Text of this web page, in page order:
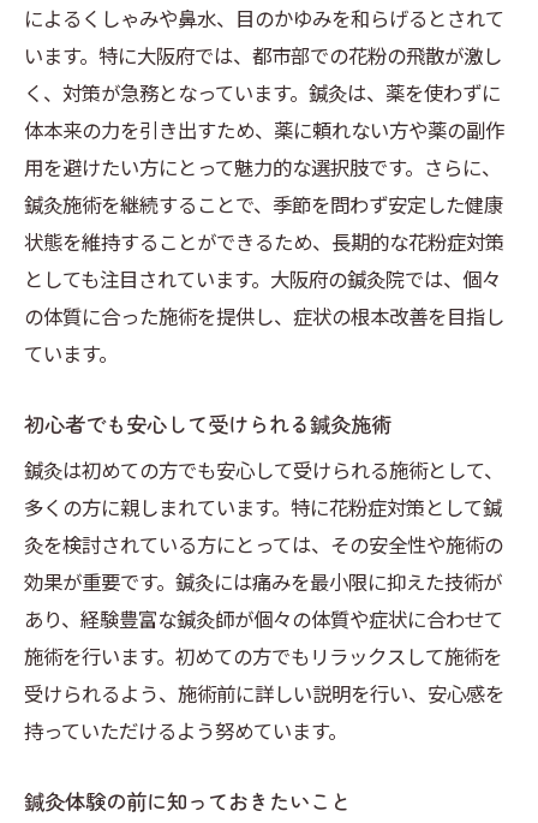
によるくしゃみや鼻水、目のかゆみを和らげるとされて
います。特に大阪府では、都市部での花粉の飛散が激し
く、対策が急務となっています。鍼灸は、薬を使わずに
体本来の力を引き出すため、薬に頼れない方や薬の副作
用を避けたい方にとって魅力的な選択肢です。さらに、
鍼灸施術を継続することで、季節を問わず安定した健康
状態を維持することができるため、長期的な花粉症対策
としても注目されています。大阪府の鍼灸院では、個々
の体質に合った施術を提供し、症状の根本改善を目指し
ています。
初心者でも安心して受けられる鍼灸施術
鍼灸は初めての方でも安心して受けられる施術として、
多くの方に親しまれています。特に花粉症対策として鍼
灸を検討されている方にとっては、その安全性や施術の
効果が重要です。鍼灸には痛みを最小限に抑えた技術が
あり、経験豊富な鍼灸師が個々の体質や症状に合わせて
施術を行います。初めての方でもリラックスして施術を
受けられるよう、施術前に詳しい説明を行い、安心感を
持っていただけるよう努めています。
鍼灸体験の前に知っておきたいこと